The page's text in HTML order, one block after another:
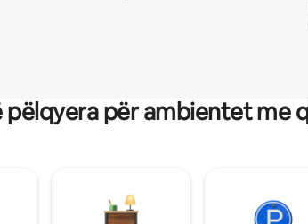
për ambientet me